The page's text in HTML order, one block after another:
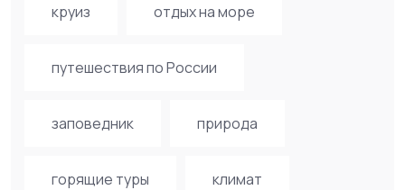
круиз отдых на море
путешествия по России
заповедник природа
горящие туры климат